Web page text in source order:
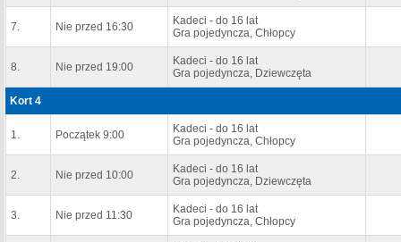
7. Nie przed 16:30
Kadeci - do 16 lat
Gra pojedyncza, Chłopcy
8. Nie przed 19:00
Kadeci - do 16 lat
Gra pojedyncza, Dziewczęta
Kort 4
1. Początek 9:00
Kadeci - do 16 lat
Gra pojedyncza, Chłopcy
2. Nie przed 10:00
Kadeci - do 16 lat
Gra pojedyncza, Dziewczęta
3. Nie przed 11:30
Kadeci - do 16 lat
Gra pojedyncza, Chłopcy